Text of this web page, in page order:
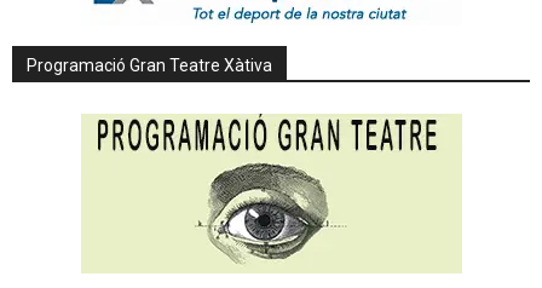
Programació Gran Teatre Xàtiva